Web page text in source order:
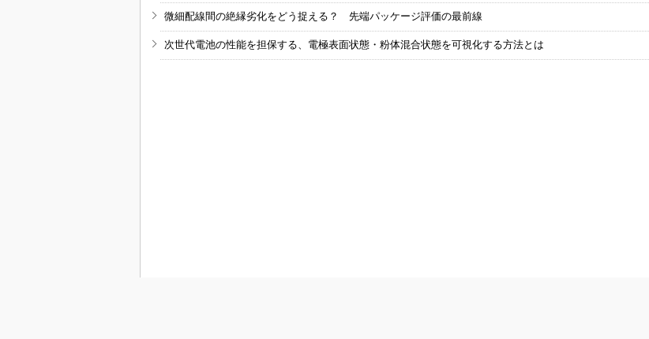
微細配線間の絶縁劣化をどう捉える？ 先端パッケージ評価の最前線
次世代電池の性能を担保する、電極表面状態・粉体混合状態を可視化する方法とは